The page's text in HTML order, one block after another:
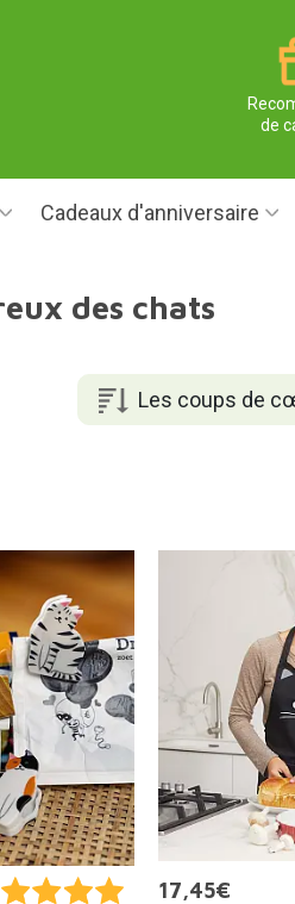
de
Cadeaux d'anniversaire
des chats
Les coups de
17,45€